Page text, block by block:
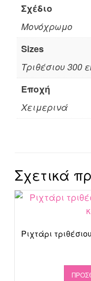
Σχέδιο
Μονόχρωμο
Sizes
Τριθέσιου 300
Εποχή
Χειμερινά
Σχετικά
Ριχτάρι